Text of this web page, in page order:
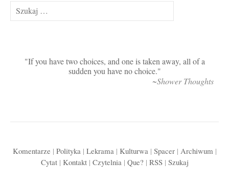
Szukaj:
If you have two choices, and one is taken away, all of a
sudden you have no choice.
~Shower Thoughts
Komentarze | Polityka | Lekrama | Kulturwa | Spacer| Archiwum |
Cytat| Kontakt| Czytelnia | Que? | RSS| Szukaj